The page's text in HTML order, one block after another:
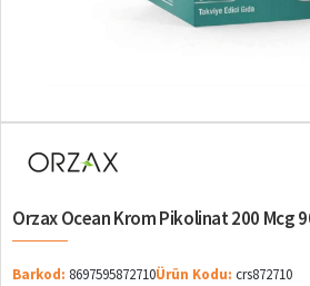
Orzax Ocean Krom Pikolinat 200 Mcg
Barkod: 8697595872710Ürün Kodu: crs872710